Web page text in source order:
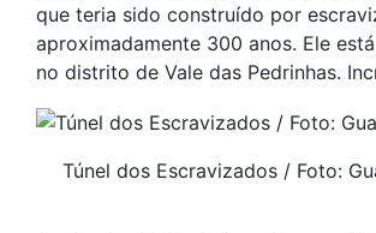
que teria sido construído por
aproximadamente 300 anos. Ele
no distrito de Vale das Pedrinhas.
Túnel dos Escravizados / Foto: